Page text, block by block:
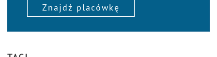
Znajdź placówkę